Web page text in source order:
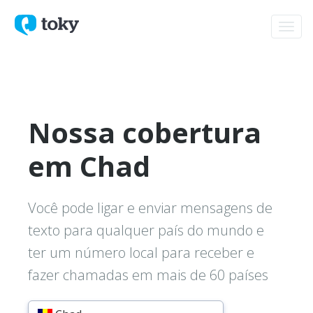
Nossa cobertura
em Chad
Você pode ligar e enviar mensagens de
texto para qualquer país do mundo e
ter um número local para receber e
fazer chamadas em mais de 60 países